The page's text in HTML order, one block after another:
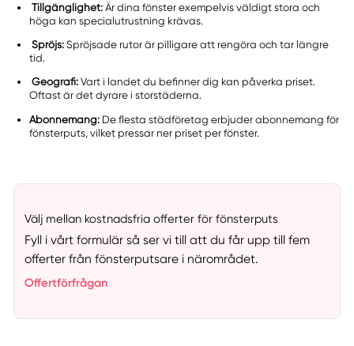
Tillgänglighet:Är dina fönster exempelvis väldigt stora och
höga kan specialutrustning krävas.
Spröjs: Spröjsade rutor är pilligare att rengöra och tar längre
tid.
Geografi: Vart i landet du befinner dig kan påverka priset.
Oftast är det dyrare i storstäderna.
Abonnemang: De flesta städföretag erbjuder abonnemang för
fönsterputs, vilket pressar ner priset per fönster.
Välj mellan kostnadsfria offerter för fönsterputs
Fyll i vårt formulär så ser vi till att du får upp till fem
offerter från fönsterputsare i närområdet.
Offertförfrågan